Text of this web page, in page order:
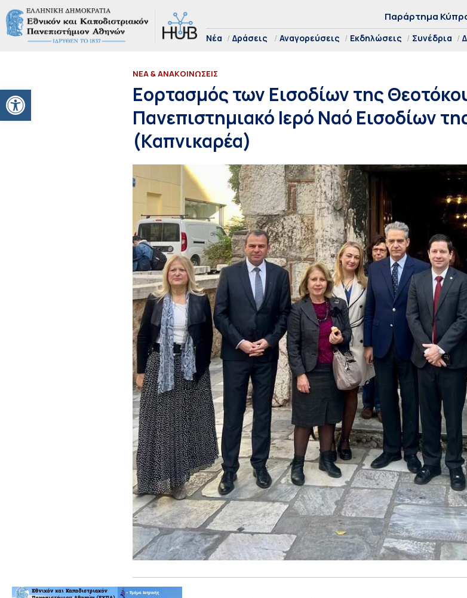
Ανοίξτε τη γραμμή εργαλείων
Παράρτημα
Νέα Δράσεις Αναγορεύσεις Εκδηλώσεις Συνέδρια
ΝΕΑ & ΑΝΑΚΟΙΝΩΣΕΙΣ
Εορτασμός των Εισοδίων της
Πανεπιστημιακό Ιερό Ναό Εισοδίων
(Καπνικαρέα)